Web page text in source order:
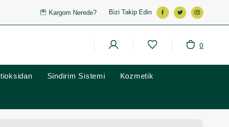
Kargom Nerede? Bizi Takip Edin
0
Sindirim Sistemi Kozmetik